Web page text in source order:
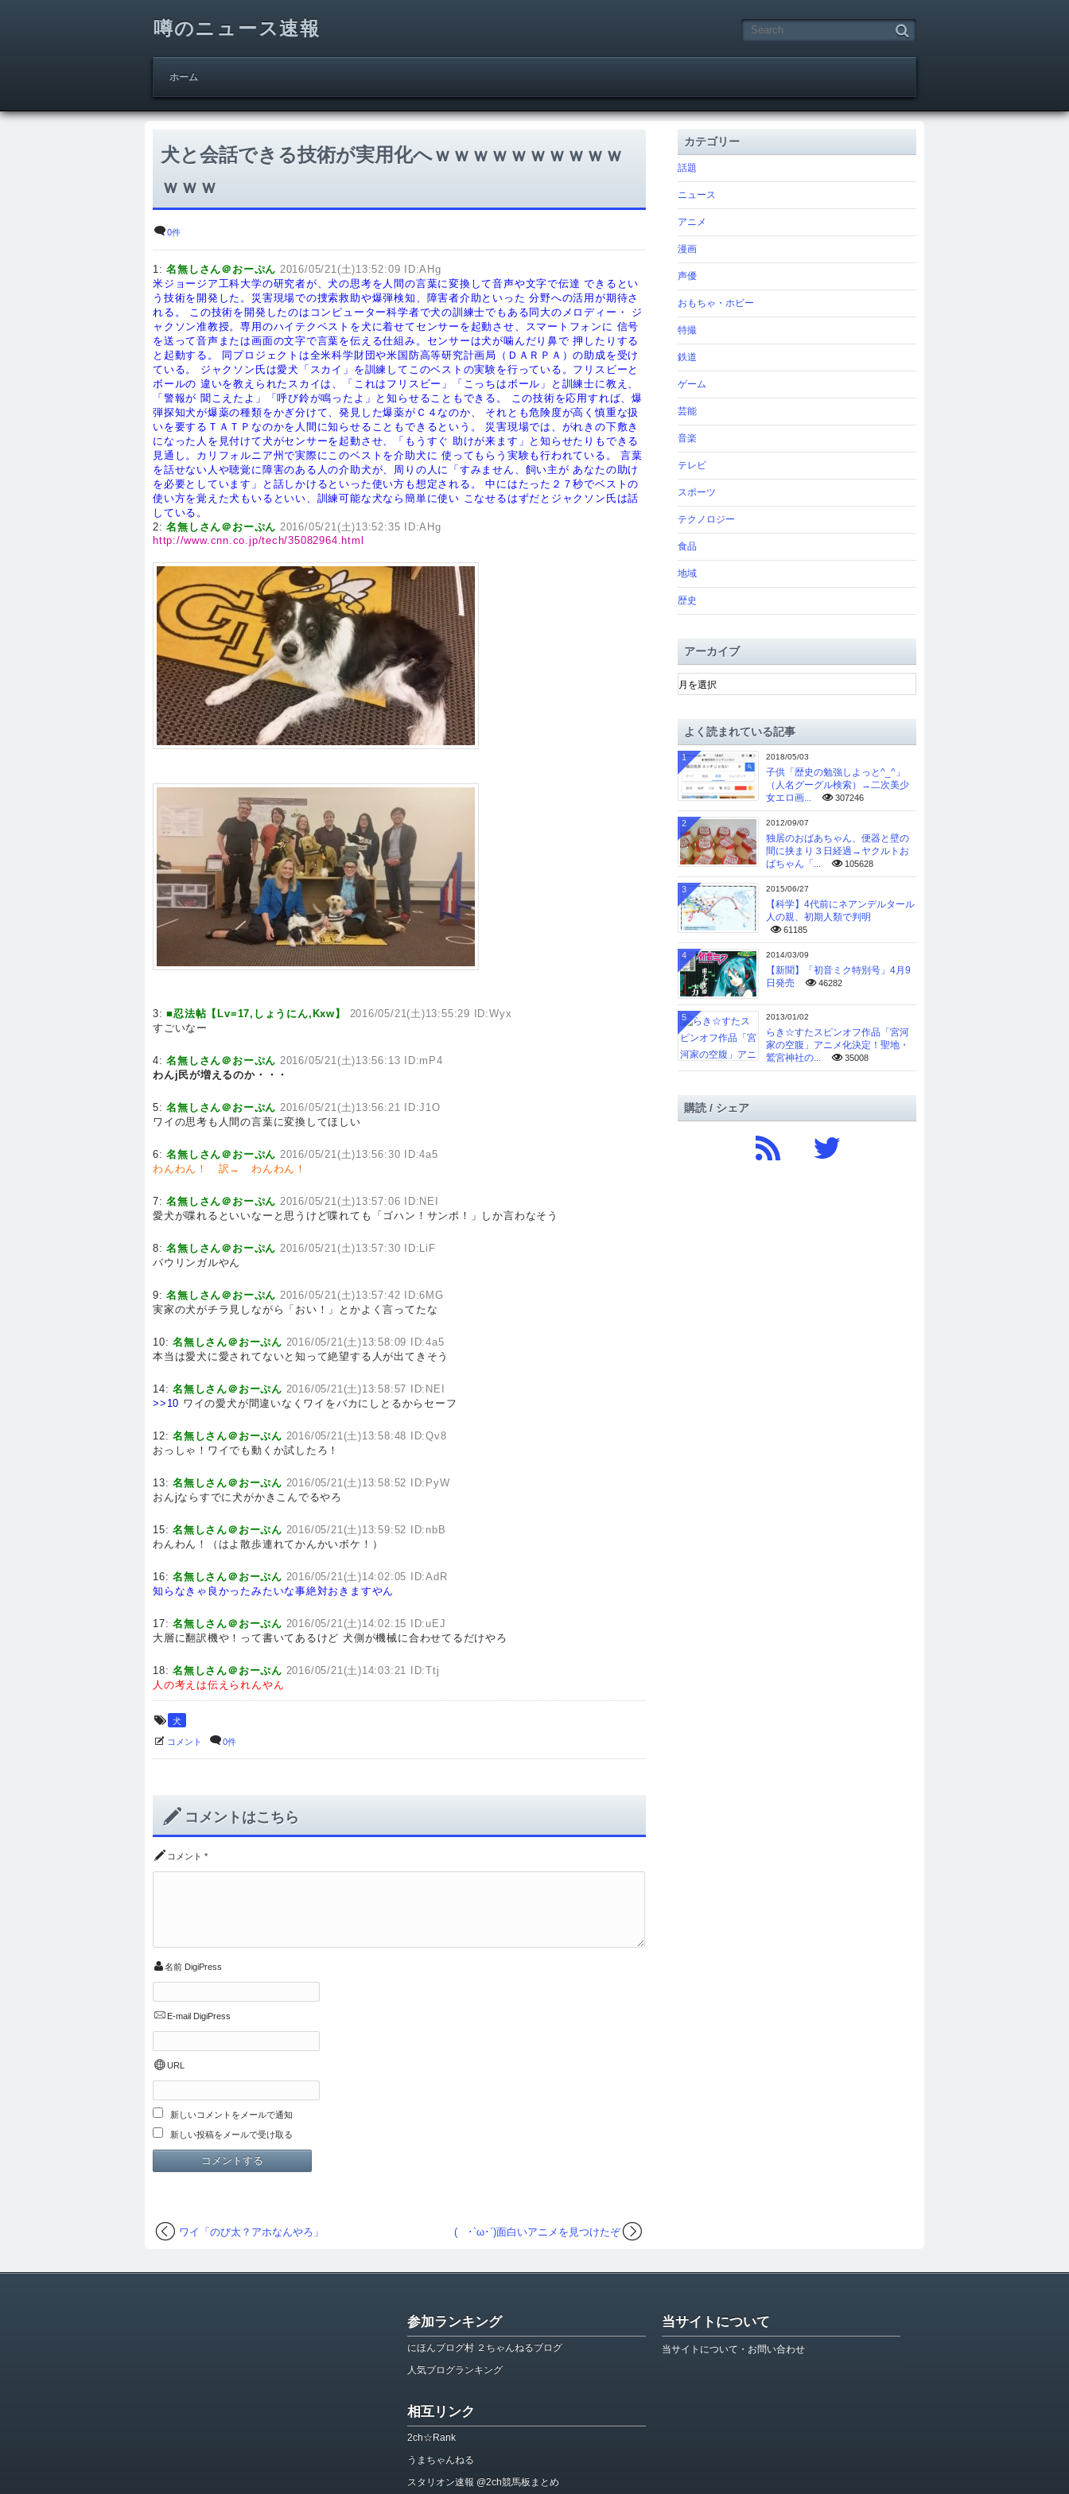
噂のニュース速報
ホーム
犬と会話できる技術が実用化へｗｗｗｗｗｗｗｗｗｗ
ｗｗｗ
0件
1:名無しさん＠おーぷん 2016/05/21(土)13:52:09 ID:AHg
米ジョージア工科大学の研究者が、犬の思考を人間の言葉に変換して音声や文字で伝達できるとい
う技術を開発した。災害現場での捜索救助や爆弾検知、障害者介助といった分野への活用が期待さ
れる。
この技術を開発したのはコンピューター科学者で犬の訓練士でもある同大のメロディー・ ジ
ャクソン准教授。専用のハイテクベストを犬に着せてセンサーを起動させ、スマートフォンに 信号
を送って音声または画面の文字で言葉を伝える仕組み。センサーは犬が噛んだり鼻で押したりする
と起動する。
同プロジェクトは全米科学財団や米国防高等研究計画局（ＤＡＲＰＡ）の助成を受け
ている。
ジャクソン氏は愛犬「スカイ」を訓練してこのベストの実験を行っている。フリスビーと
ボールの 違いを教えられたスカイは、「これはフリスビー」「こっちはボール」と訓練士に教え、
「警報が 聞こえたよ」「呼び鈴が鳴ったよ」と知らせることもできる。
この技術を応用すれば、爆
弾探知犬が爆薬の種類をかぎ分けて、発見した爆薬がＣ４なのか、 それとも危険度が高く慎重な扱
いを要するＴＡＴＰなのかを人間に知らせることもできるという。
災害現場では、がれきの下敷き
になった人を見付けて犬がセンサーを起動させ、「もうすぐ 助けが来ます」と知らせたりもできる
見通し。カリフォルニア州で実際にこのベストを介助犬に 使ってもらう実験も行われている。
言葉
を話せない人や聴覚に障害のある人の介助犬が、周りの人に「すみません、飼い主があなたの助け
を必要としています」と話しかけるといった使い方も想定される。
中にはたった２７秒でベストの
使い方を覚えた犬もいるといい、訓練可能な犬なら簡単に使い こなせるはずだとジャクソン氏は話
している。
2:名無しさん＠おーぷん 2016/05/21(土)13:52:35 ID:AHg
http://www.cnn.co.jp/tech/35082964.html
3:■忍法帖【Lv=17,しょうにん,Kxw】
2016/05/21(土)13:55:29 ID:Wyx
すごいなー
4:名無しさん＠おーぷん 2016/05/21(土)13:56:13 ID:mP4
わんj民が増えるのか・・・
5:名無しさん＠おーぷん 2016/05/21(土)13:56:21 ID:J1O
ワイの思考も人間の言葉に変換してほしい
6:名無しさん＠おーぷん 2016/05/21(土)13:56:30 ID:4a5
わんわん！ 訳→ わんわん！
7:名無しさん＠おーぷん 2016/05/21(土)13:57:06 ID:NEI
愛犬が喋れるといいなーと思うけど喋れても「ゴハン！サンポ！」しか言わなそう
8:名無しさん＠おーぷん 2016/05/21(土)13:57:30 ID:LiF
バウリンガルやん
9:名無しさん＠おーぷん 2016/05/21(土)13:57:42 ID:6MG
実家の犬がチラ見しながら「おい！」とかよく言ってたな
10:名無しさん＠おーぷん 2016/05/21(土)13:58:09 ID:4a5
本当は愛犬に愛されてないと知って絶望する人が出てきそう
14:名無しさん＠おーぷん 2016/05/21(土)13:58:57 ID:NEI
>>10 ワイの愛犬が間違いなくワイをバカにしとるからセーフ
12:名無しさん＠おーぷん 2016/05/21(土)13:58:48 ID:Qv8
おっしゃ！ワイでも動くか試したろ！
13:名無しさん＠おーぷん 2016/05/21(土)13:58:52 ID:PyW
おんjならすでに犬がかきこんでるやろ
15:名無しさん＠おーぷん 2016/05/21(土)13:59:52 ID:nbB
わんわん！（はよ散歩連れてかんかいボケ！）
16:名無しさん＠おーぷん 2016/05/21(土)14:02:05 ID:AdR
知らなきゃ良かったみたいな事絶対おきますやん
17:名無しさん＠おーぷん 2016/05/21(土)14:02:15 ID:uEJ
大層に翻訳機や！って書いてあるけど 犬側が機械に合わせてるだけやろ
18:名無しさん＠おーぷん 2016/05/21(土)14:03:21 ID:Ttj
人の考えは伝えられんやん
犬
コメント 0件
コメントはこちら
コメント *
名前 DigiPress
E-mail DigiPress
URL
新しいコメントをメールで通知
新しい投稿をメールで受け取る
( ･`ω･´)面白いアニメを見つけたぞ
ワイ「のび太？アホなんやろ」
カテゴリー
話題
ニュース
アニメ
漫画
声優
おもちゃ・ホビー
特撮
鉄道
ゲーム
芸能
音楽
テレビ
スポーツ
テクノロジー
食品
地域
歴史
アーカイブ
ア
ー
ブよく読まれている記事
2018/05/03
子供「歴史の勉強しよっと^_^」
（人名グーグル検索）→二次美少
女エロ画...
307246
1
2012/09/07
独居のおばあちゃん、便器と壁の
間に挟まり３日経過→ヤクルトお
ばちゃん「...
105628
2
2015/06/27
【科学】4代前にネアンデルタール
人の親、初期人類で判明
61185
3
2014/03/09
【新聞】「初音ミク特別号」4月9
日発売
46282
4
2013/01/02
らき☆すたスピンオフ作品「宮河
家の空腹」アニメ化決定！聖地・
鷲宮神社の...
35008
5
購読 / シェア
参加ランキング
にほんブログ村 ２ちゃんねるブログ
人気ブログランキング
相互リンク
2ch☆Rank
うまちゃんねる
スタリオン速報 @2ch競馬板まとめ
当サイトについて
当サイトについて・お問い合わせ